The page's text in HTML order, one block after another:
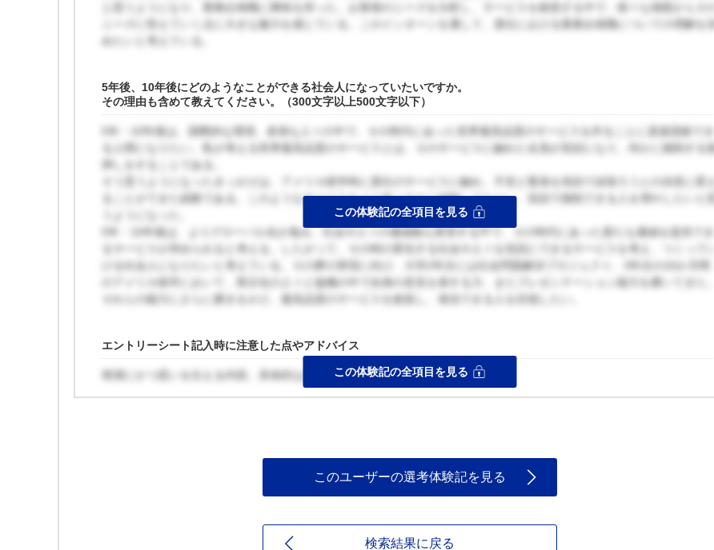
と思うようになり、業務企画職に興味を持った。お客様のニーズを分析し、サービスを創造する中で、様々な側面からその
ニーズに答えていく点に大きな魅力を感じている。このインターンを通して、貴社における業務企画職についての理解を深
5年後、10年後にどのようなことができる社会人になっていたいですか。
その理由も含めて教えてください。（300文字以上500文字以下）
5年・10年後は、国際的な環境、多様な人々の中で、その時代にあった世界最高品質のサービスを作ることに直接貢献でき
る人間になりたい。私が考える世界最高品質のサービスとは、そのサービスに触れた全員が笑顔になり、何かに挑戦する後
押しをすることである。
そう思うようになったきっかけは、アメリカ留学時に貴社のサービスに触れ、不安と緊張を笑顔で頑張ろうとの決意に変え
ることができた経験である。このようなサービスをより多くの人に経験してもらい、笑顔で挑戦できる人を増やしたいと思
5年・10年後は、よりグローバル化が進み、社会や人々の価値観も変容する中で、その時代にあった新たな価値を提供でき
るサービスが求められると考える。したがって、その時の変化する社会や人々を笑顔にできるサービスを考え、つくってい
ける社会人になりたいと考えている。その夢の実現に向け、大学2年次には社会問題解決プロジェクト、3年次の10か月間
のアメリカ留学において、異文化の人々と協働の中で自身の意見を発する力、またプレゼンテーション能力を磨いてきた。
それらの能力にさらに磨きをかけ、最高品質のサービスを創造し、発信できる人を目指したい。
この体験記の全項目を見る
エントリーシート記入時に注意した点やアドバイス
簡潔にかつ思いを伝える内容。具体的な経験もしっかりと述べた。
この体験記の全項目を見る
このユーザーの選考体験記を見る
検索結果に戻る